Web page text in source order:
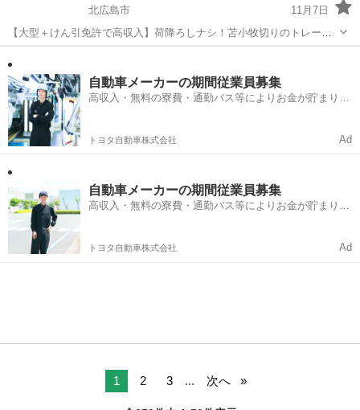
北広島市
11月7日
【大型＋けん引免許で高収入】荷降ろしナシ！苫小牧切りのトレーラ
ー運転手 【応募先企業名】共通エクスプレス株式会社 北海道事業部
【雇用形態】正社員 【職種】ドライバー・宅配 【応募資格】 ・日本
語ネイティブレベルの方に限る...自動車メーカーの期間従業員募集
高収入・無料の寮費・通勤バス等によりお金が貯まりや
トヨタ自動車株式会社 Ad
自動車メーカーの期間従業員募集
高収入・無料の寮費・通勤バス等によりお金が貯まりや
トヨタ自動車株式会社 Ad
1 2 3 ... 次へ